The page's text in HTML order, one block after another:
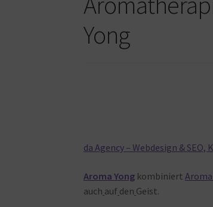
Yong
da Agency – Webdesign & SEO,
Aroma Yong kombiniert
auch auf den Geist.